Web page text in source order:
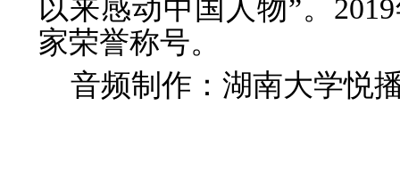
以来感动中国人物”。
家荣誉称号。
音频制作：湖南大学悦